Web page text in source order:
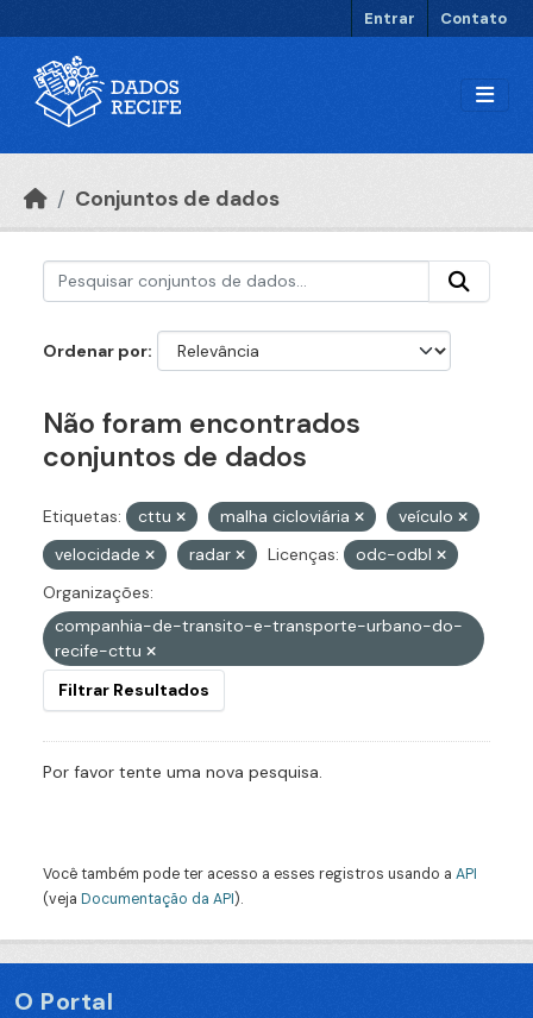
Entrar Contato
Conjuntos de dados
Ordenar por
Não foram encontrados
conjuntos de dados
Etiquetas: cttu malha cicloviária
veículo
velocidade
radar Licenças:
odc-odbl
Organizações:
companhia-de-transito-e-transporte-urbano-do-
recife-cttu
Filtrar Resultados
Por favor tente uma nova pesquisa.
Você também pode ter acesso a esses registros usando a API
(veja Documentação da API).
O Portal